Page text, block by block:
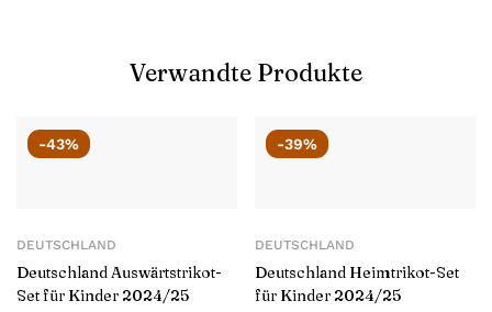
Verwandte Produkte
-43%
DEUTSCHLAND
Deutschland Auswärtstrikot-
Set für Kinder 2024/25
-39%
DEUTSCHLAND
Deutschland Heimtrikot-Set
für Kinder 2024/25